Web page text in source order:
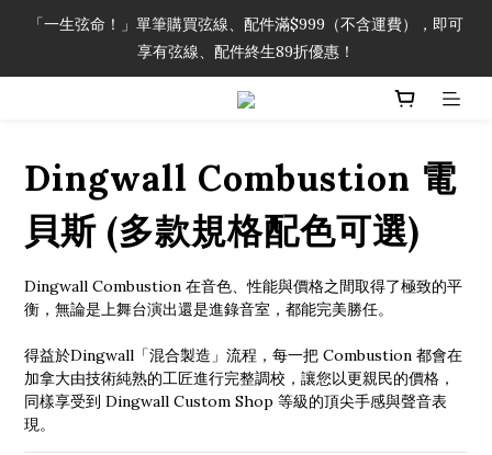
「一生弦命！」單筆購買弦線、配件滿$999（不含運費），即可
享有弦線、配件終生89折優惠！
「一生弦命！」單筆購買弦線、配件滿$999（不含運費），即可
享有弦線、配件終生89折優惠！
加入會員即領2000元購物金。 加入購物車查看更多折扣！
「一生弦命！」單筆購買弦線、配件滿$999（不含運費），即可
Dingwall Combustion 電
貝斯 (多款規格配色可選)
Dingwall Combustion 在音色、性能與價格之間取得了極致的平
衡，無論是上舞台演出還是進錄音室，都能完美勝任。
得益於Dingwall「混合製造」流程，每一把 Combustion 都會在
加拿大由技術純熟的工匠進行完整調校，讓您以更親民的價格，
同樣享受到 Dingwall Custom Shop 等級的頂尖手感與聲音表
現。